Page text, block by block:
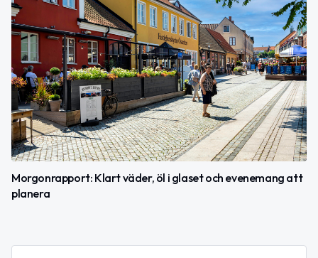
Morgonrapport: Klart väder, öl i glaset och evenemang att
planera